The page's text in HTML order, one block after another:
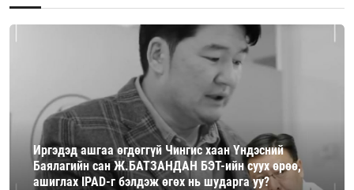
Иргэдэд ашгаа өгдөггүй Чингис хаан Үндэсний
Баялагийн сан Ж.БАТЗАНДАН БЭТ-ийн суух өрөө,
ашиглах IPAD-г бэлдэж өгөх нь шударга уу?